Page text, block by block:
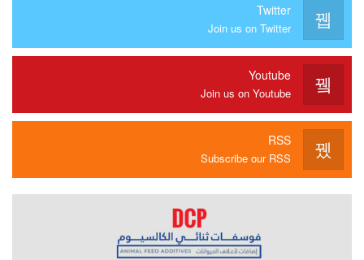
Twitter
Join us on Twitter
Youtube
Join us on Youtube
RSS
Subscribe our RSS